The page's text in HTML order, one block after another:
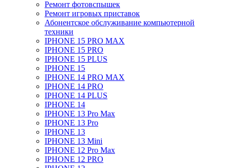
Ремонт фотовспышек
Ремонт игровых приставок
Абонентское обслуживание компьютерной
техники
IPHONE 15 PRO MAX
IPHONE 15 PRO
IPHONE 15 PLUS
IPHONE 15
IPHONE 14 PRO MAX
IPHONE 14 PRO
IPHONE 14 PLUS
IPHONE 14
IPHONE 13 Pro Max
IPHONE 13 Pro
IPHONE 13
IPHONE 13 Mini
IPHONE 12 Pro Max
IPHONE 12 PRO